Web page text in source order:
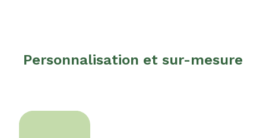
Personnalisation et sur-mesure